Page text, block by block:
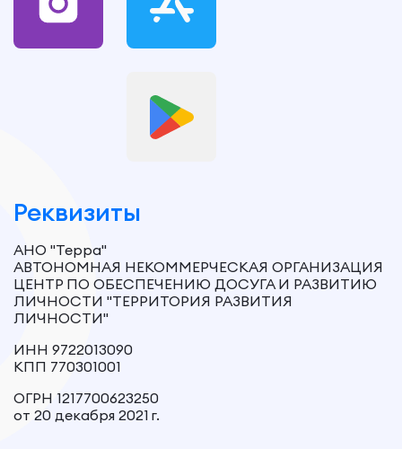
Реквизиты
АНО "Терра"
АВТОНОМНАЯ НЕКОММЕРЧЕСКАЯ ОРГАНИЗАЦИЯ
ЦЕНТР ПО ОБЕСПЕЧЕНИЮ ДОСУГА И РАЗВИТИЮ
ЛИЧНОСТИ "ТЕРРИТОРИЯ РАЗВИТИЯ
ЛИЧНОСТИ"
ИНН 9722013090
КПП 770301001
ОГРН 1217700623250
от 20 декабря 2021 г.